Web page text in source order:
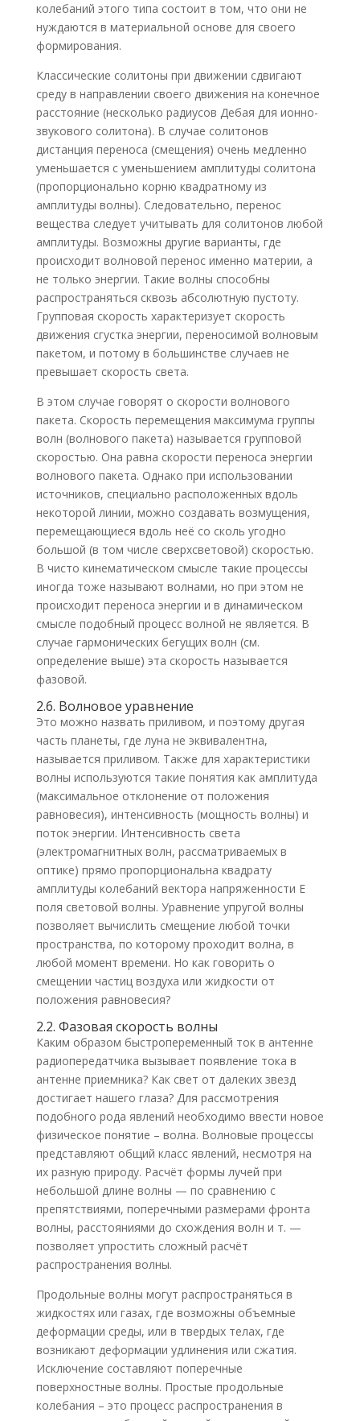
колебаний этого типа состоит в том, что они не
нуждаются в материальной основе для своего
формирования.
Классические солитоны при движении сдвигают
среду в направлении своего движения на конечное
расстояние (несколько радиусов Дебая для ионно-
звукового солитона). В случае солитонов
дистанция переноса (смещения) очень медленно
уменьшается с уменьшением амплитуды солитона
(пропорционально корню квадратному из
амплитуды волны). Следовательно, перенос
вещества следует учитывать для солитонов любой
амплитуды. Возможны другие варианты, где
происходит волновой перенос именно материи, а
не только энергии. Такие волны способны
распространяться сквозь абсолютную пустоту.
Групповая скорость характеризует скорость
движения сгустка энергии, переносимой волновым
пакетом, и потому в большинстве случаев не
превышает скорость света.
В этом случае говорят о скорости волнового
пакета. Скорость перемещения максимума группы
волн (волнового пакета) называется групповой
скоростью. Она равна скорости переноса энергии
волнового пакета. Однако при использовании
источников, специально расположенных вдоль
некоторой линии, можно создавать возмущения,
перемещающиеся вдоль неё со сколь угодно
большой (в том числе сверхсветовой) скоростью.
В чисто кинематическом смысле такие процессы
иногда тоже называют волнами, но при этом не
происходит переноса энергии и в динамическом
смысле подобный процесс волной не является. В
случае гармонических бегущих волн (см.
определение выше) эта скорость называется
фазовой.
2.6. Волновое уравнение
Это можно назвать приливом, и поэтому другая
часть планеты, где луна не эквивалентна,
называется приливом. Также для характеристики
волны используются такие понятия как амплитуда
(максимальное отклонение от положения
равновесия), интенсивность (мощность волны) и
поток энергии. Интенсивность света
(электромагнитных волн, рассматриваемых в
оптике) прямо пропорциональна квадрату
амплитуды колебаний вектора напряженности Е
поля световой волны. Уравнение упругой волны
позволяет вычислить смещение любой точки
пространства, по которому проходит волна, в
любой момент времени. Но как говорить о
смещении частиц воздуха или жидкости от
положения равновесия?
2.2. Фазовая скорость волны
Каким образом быстропеременный ток в антенне
радиопередатчика вызывает появление тока в
антенне приемника? Как свет от далеких звезд
достигает нашего глаза? Для рассмотрения
подобного рода явлений необходимо ввести новое
физическое понятие – волна. Волновые процессы
представляют общий класс явлений, несмотря на
их разную природу. Расчёт формы лучей при
небольшой длине волны — по сравнению с
препятствиями, поперечными размерами фронта
волны, расстояниями до схождения волн и т. —
позволяет упростить сложный расчёт
распространения волны.
Продольные волны могут распространяться в
жидкостях или газах, где возможны объемные
деформации среды, или в твердых телах, где
возникают деформации удлинения или сжатия.
Исключение составляют поперечные
поверхностные волны. Простые продольные
колебания – это процесс распространения в